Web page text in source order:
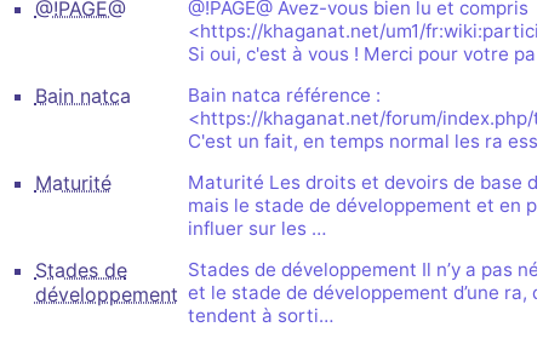
@!PAGE@
@!PAGE@ Avez-vous bien lu et compris
<https://khaganat.net/um1/
Si oui, c'est à vous ! Merci pour votre
Bain natca
Bain natca référence :
<https://khaganat.net/forum/index.php/
C'est un fait, en temps normal les ra
Maturité
Maturité Les droits et devoirs de base
mais le stade de développement et en
influer sur les …
Stades de
développement
Stades de développement Il n’y a pas
et le stade de développement d’une ra,
tendent à sorti…